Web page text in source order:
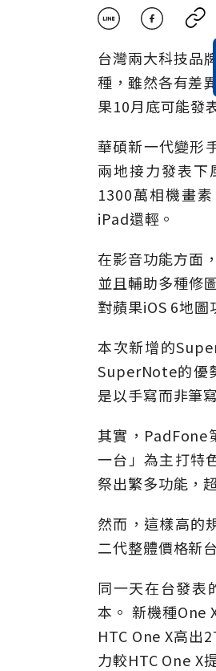
台灣兩大科技品
種，雖然各有差
果10月底可能發
華碩新一代變形
兩地接力發表下
1300萬相機畫
iPad還輕。
在影音功能方面
並且輔助多種修
對蘋果iOS 6地圖
本次新增的
SuperNote的優
是以手寫而非筆
其實，PadFone
一台」為主打特
祭出繁多功能，
然而，這樣高的
二代整體價格新
同一天在台發表
本。 新機種One
HTC One X高出
力較HTC One X